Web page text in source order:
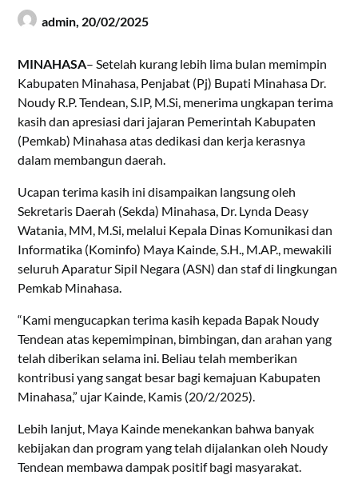
admin, 20/02/2025
MINAHASA– Setelah kurang lebih lima bulan memimpin
Kabupaten Minahasa, Penjabat (Pj) Bupati Minahasa Dr.
Noudy R.P. Tendean, S.IP, M.Si, menerima ungkapan terima
kasih dan apresiasi dari jajaran Pemerintah Kabupaten
(Pemkab) Minahasa atas dedikasi dan kerja kerasnya
dalam membangun daerah.
Ucapan terima kasih ini disampaikan langsung oleh
Sekretaris Daerah (Sekda) Minahasa, Dr. Lynda Deasy
Watania, MM, M.Si, melalui Kepala Dinas Komunikasi dan
Informatika (Kominfo) Maya Kainde, S.H., M.AP., mewakili
seluruh Aparatur Sipil Negara (ASN) dan staf di lingkungan
Pemkab Minahasa.
“Kami mengucapkan terima kasih kepada Bapak Noudy
Tendean atas kepemimpinan, bimbingan, dan arahan yang
telah diberikan selama ini. Beliau telah memberikan
kontribusi yang sangat besar bagi kemajuan Kabupaten
Minahasa,” ujar Kainde, Kamis (20/2/2025).
Lebih lanjut, Maya Kainde menekankan bahwa banyak
kebijakan dan program yang telah dijalankan oleh Noudy
Tendean membawa dampak positif bagi masyarakat.